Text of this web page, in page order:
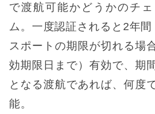
で渡航可能かどうかのチ
ム。一度認証されると2年
スポートの期限が切れる場
効期限日まで）有効で、期
となる渡航であれば、何度
能。